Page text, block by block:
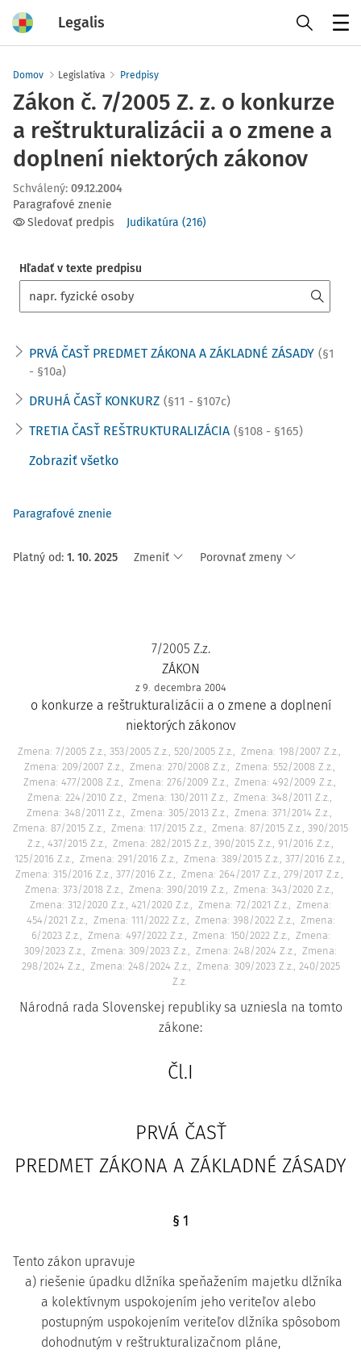
Legalis
Domov Legislatíva Predpisy
Zákon č. 7/2005 Z. z. o konkurze
a reštrukturalizácii a o zmene a
doplnení niektorých zákonov
Schválený: 09.12.2004
Paragrafové znenie
Sledovať predpis
Judikatúra (216)
Hľadať v texte predpisu
PRVÁ ČASŤ PREDMET ZÁKONA A ZÁKLADNÉ ZÁSADY (§1
- §10a)
DRUHÁ ČASŤ KONKURZ (§11 - §107c)
TRETIA ČASŤ REŠTRUKTURALIZÁCIA (§108 - §165)
Zobraziť všetko
Paragrafové znenie
Platný od: 1. 10. 2025 Zmeniť Porovnať zmeny
7/2005 Z.z.
ZÁKON
z 9. decembra 2004
o konkurze a reštrukturalizácii a o zmene a doplnení
niektorých zákonov
Zmena: 7/2005 Z.z., 353/2005 Z.z., 520/2005 Z.z.
Zmena: 198/2007 Z.z.
Zmena: 209/2007 Z.z.
Zmena: 270/2008 Z.z.
Zmena: 552/2008 Z.z.
Zmena: 477/2008 Z.z.
Zmena: 276/2009 Z.z.
Zmena: 492/2009 Z.z.
Zmena: 224/2010 Z.z.
Zmena: 130/2011 Z.z.
Zmena: 348/2011 Z.z.
Zmena: 348/2011 Z.z.
Zmena: 305/2013 Z.z.
Zmena: 371/2014 Z.z.
Zmena: 87/2015 Z.z.
Zmena: 117/2015 Z.z.
Zmena: 87/2015 Z.z., 390/2015
Z.z., 437/2015 Z.z.
Zmena: 282/2015 Z.z., 390/2015 Z.z., 91/2016 Z.z.,
125/2016 Z.z.
Zmena: 291/2016 Z.z.
Zmena: 389/2015 Z.z., 377/2016 Z.z.
Zmena: 315/2016 Z.z., 377/2016 Z.z.
Zmena: 264/2017 Z.z., 279/2017 Z.z.
Zmena: 373/2018 Z.z.
Zmena: 390/2019 Z.z.
Zmena: 343/2020 Z.z.
Zmena: 312/2020 Z.z., 421/2020 Z.z.
Zmena: 72/2021 Z.z.
Zmena:
454/2021 Z.z.
Zmena: 111/2022 Z.z. Zmena: 398/2022 Z.z.
Zmena:
6/2023 Z.z.
Zmena: 497/2022 Z.z. Zmena: 150/2022 Z.z.
Zmena:
309/2023 Z.z.
Zmena: 309/2023 Z.z. Zmena: 248/2024 Z.z.
Zmena:
298/2024 Z.z.
Zmena: 248/2024 Z.z.
Zmena: 309/2023 Z.z., 240/2025
Z.z.
Národná rada Slovenskej republiky sa uzniesla na tomto
zákone:
Čl.I
PRVÁ ČASŤ
PREDMET ZÁKONA A ZÁKLADNÉ ZÁSADY
§ 1
Tento zákon upravuje
a) riešenie úpadku dlžníka speňažením majetku dlžníka
a kolektívnym uspokojením jeho veriteľov alebo
postupným uspokojením veriteľov dlžníka spôsobom
dohodnutým v reštrukturalizačnom pláne,